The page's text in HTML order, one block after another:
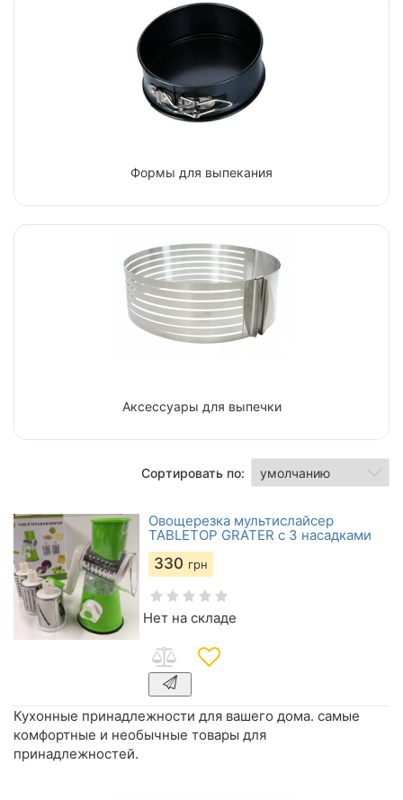
Формы для выпекания
Аксессуары для выпечки
Сортировать по:
Овощерезка мультислайсер
TABLETOP GRATER с 3 насадками
330 грн
Нет на складе
Кухонные принадлежности для вашего дома. самые
комфортные и необычные товары для
принадлежностей.